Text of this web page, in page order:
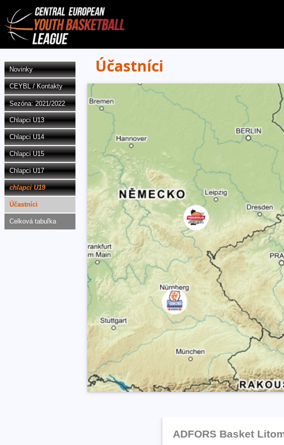
Novinky
CEYBL / Kontakty
Sezóna: 2021/2022
Chlapci U13
Chlapci U14
Chlapci U15
Chlapci U17
chlapci U19
Účastníci
Celková tabuľka
Účastníci
ADFORS Basket